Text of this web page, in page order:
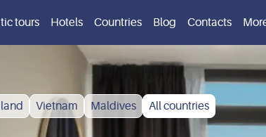
tours Hotels Countries Blog Contacts
Vietnam Maldives All countries